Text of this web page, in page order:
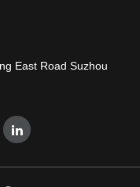
East Road Suzhou